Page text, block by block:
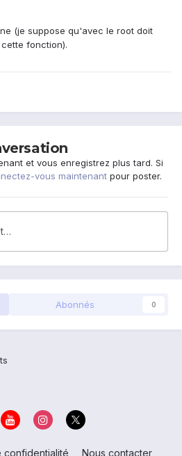
(je suppose qu'avec le root doit
fonction).
et vous enregistrez plus tard. Si
vous maintenant pour poster.
Abonnés 0
confidentialité Nous contacter